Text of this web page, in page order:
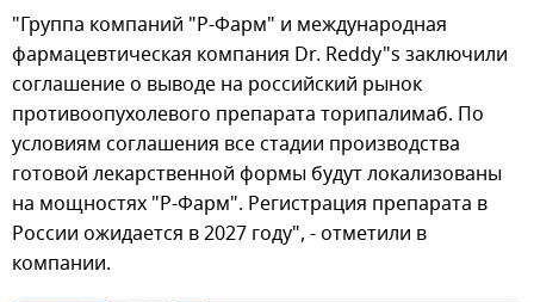
"Группа компаний "Р-Фарм" и международная
фармацевтическая компания Dr. Reddy"s заключили
соглашение о выводе на российский рынок
противоопухолевого препарата торипалимаб. По
условиям соглашения все стадии производства
готовой лекарственной формы будут локализованы
на мощностях "Р-Фарм". Регистрация препарата в
России ожидается в 2027 году", - отметили в
компании.